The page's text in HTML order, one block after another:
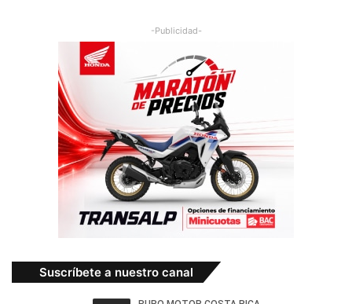
-Publicidad-
Suscríbete a nuestro canal